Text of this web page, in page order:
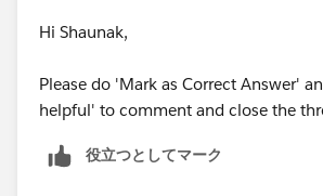
Hi Shaunak,
Please do 'Mark as Correct Answer'
helpful' to comment and close the
役立つとしてマーク